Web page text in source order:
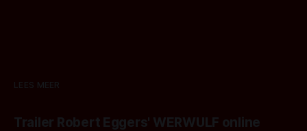
LEES MEER
Trailer Robert Eggers' WERWULF online